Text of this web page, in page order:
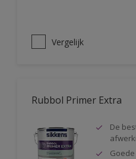
Vergelijk
Rubbol Primer Extra
De